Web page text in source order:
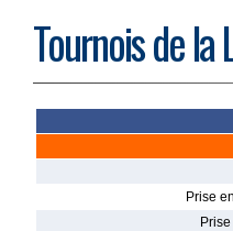
Tournois de la
Prise